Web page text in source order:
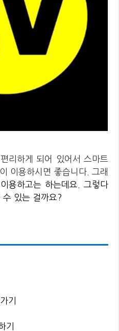
리하게 되어 있어서 스마트
이용하시면 좋습니다. 그래
용하고는 하는데요. 그렇다
있는 걸까요?
기
기